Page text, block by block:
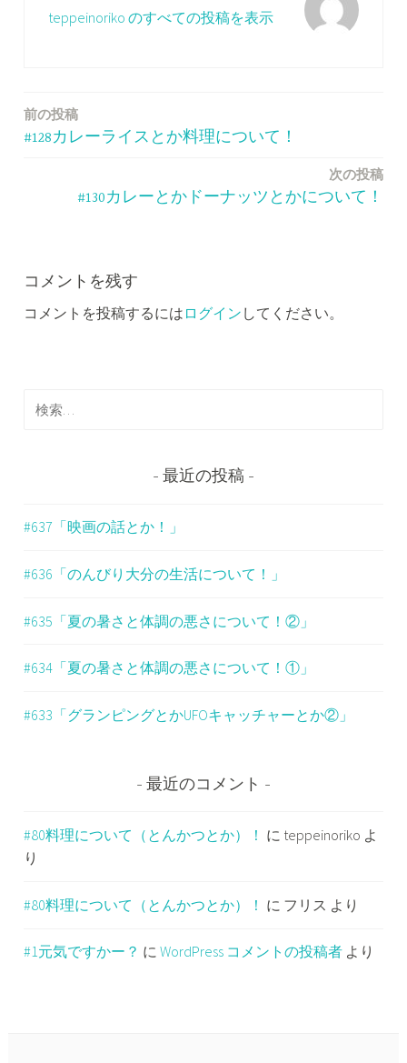
teppeinoriko のすべての投稿を表示
投
ー
シ
前の投稿
#128カレーライスとか料理について！
次の投稿
#130カレーとかドーナッツとかについて！
コメントを残す
コメントを投稿するには ログイン してください。
検
索
最近の投稿
#637「映画の話とか！」
#636「のんびり大分の生活について！」
#635「夏の暑さと体調の悪さについて！②」
#634「夏の暑さと体調の悪さについて！①」
#633「グランピングとかUFOキャッチャーとか②」
最近のコメント
#80料理について（とんかつとか）！ に teppeinoriko よ
り
#80料理について（とんかつとか）！ に フリス より
#1元気ですかー？ にWordPress コメントの投稿者 より